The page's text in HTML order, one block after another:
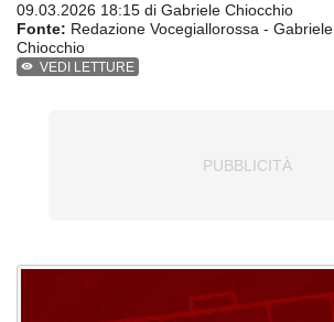
09.03.2026 18:15 di Gabriele Chiocchio
Fonte: Redazione Vocegiallorossa - Gabriele
Chiocchio
VEDI LETTURE